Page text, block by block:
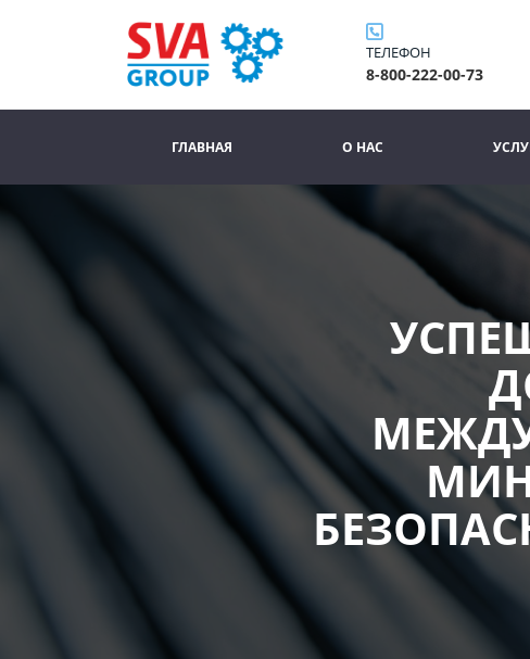
ТЕЛЕФОН
8-800-222-00-73
ГЛАВНАЯ О НАС